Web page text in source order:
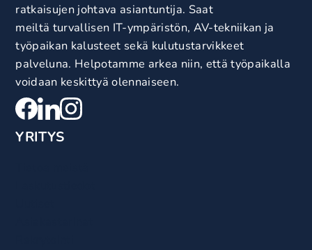
ratkaisujen johtava asiantuntija. Saat
meiltä turvallisen IT-ympäristön, AV-tekniikan ja
työpaikan kalusteet sekä kulutustarvikkeet
palveluna. Helpotamme arkea niin, että työpaikalla
voidaan keskittyä olennaiseen.
YRITYS